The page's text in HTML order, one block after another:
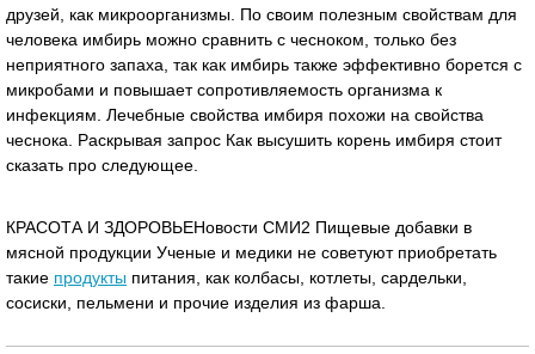
друзей, как микроорганизмы. По своим полезным свойствам для
человека имбирь можно сравнить с чесноком, только без
неприятного запаха, так как имбирь также эффективно борется с
микробами и повышает сопротивляемость организма к
инфекциям. Лечебные свойства имбиря похожи на свойства
чеснока. Раскрывая запрос Как высушить корень имбиря стоит
сказать про следующее.
КРАСОТА И ЗДОРОВЬЕНовости СМИ2 Пищевые добавки в
мясной продукции Ученые и медики не советуют приобретать
такие продукты питания, как колбасы, котлеты, сардельки,
сосиски, пельмени и прочие изделия из фарша.